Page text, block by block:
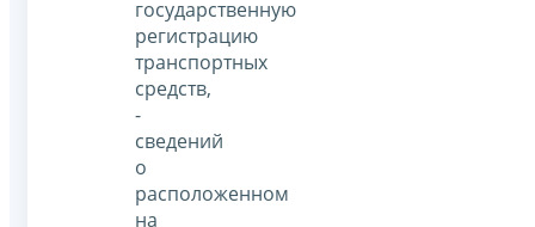
государственную
регистрацию
транспортных
средств,
-
сведений
о
расположенном
на